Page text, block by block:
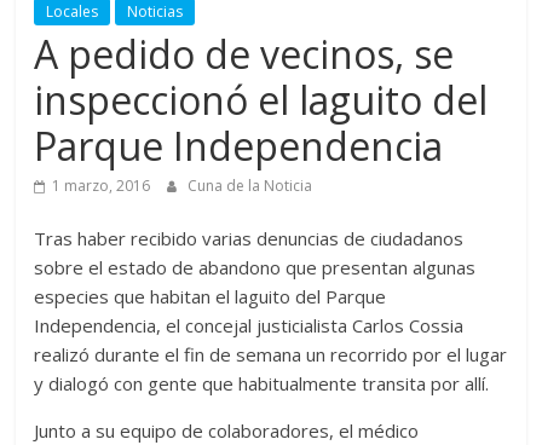
Locales Noticias
A pedido de vecinos, se
inspeccionó el laguito del
Parque Independencia
1 marzo, 2016 Cuna de la Noticia
Tras haber recibido varias denuncias de ciudadanos
sobre el estado de abandono que presentan algunas
especies que habitan el laguito del Parque
Independencia, el concejal justicialista Carlos Cossia
realizó durante el fin de semana un recorrido por el lugar
y dialogó con gente que habitualmente transita por allí.
Junto a su equipo de colaboradores, el médico